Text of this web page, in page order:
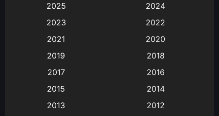
Animation การ์ตูน
Animation อนิเมะ
Animation แอนิเมชัน
(9)
2025
2024
2023
2022
2021
2020
2019
2018
2017
2016
2015
2014
2013
2012